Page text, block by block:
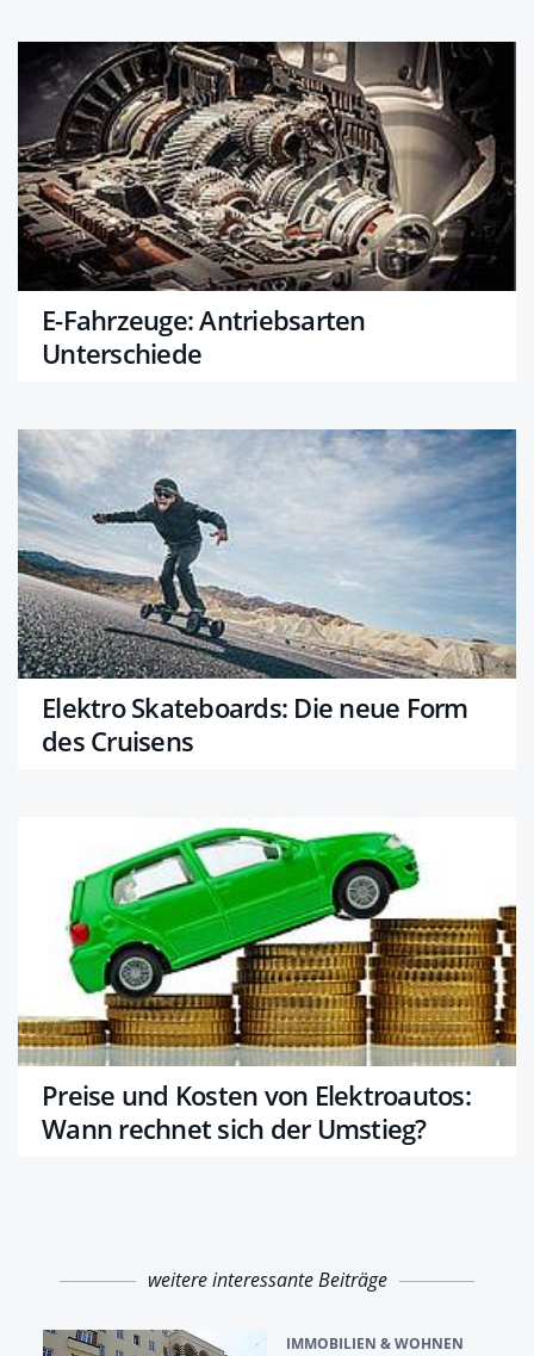
E-Fahrzeuge: Antriebsarten
Unterschiede
Elektro Skateboards: Die neue Form
des Cruisens
Preise und Kosten von Elektroautos:
Wann rechnet sich der Umstieg?
weitere interessante Beiträge
IMMOBILIEN & WOHNEN